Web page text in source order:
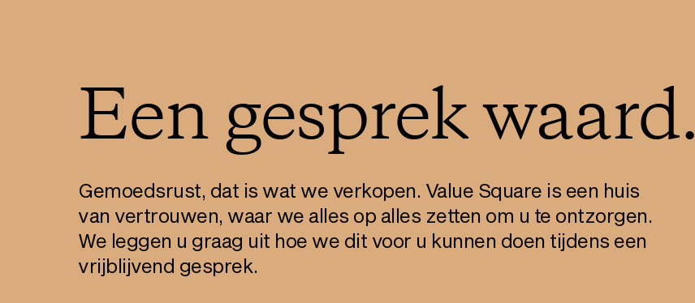
Een gesprek waard.
Gemoedsrust, dat is wat we verkopen. Value Square is een huis
van vertrouwen, waar we alles op alles zetten om u te ontzorgen.
We leggen u graag uit hoe we dit voor u kunnen doen tijdens een
vrijblijvend gesprek.